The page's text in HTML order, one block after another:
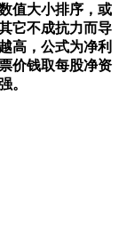
值大小排序，或
它不成抗力而导
高，公式为净利
价钱取每股净资
。